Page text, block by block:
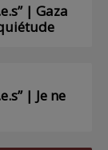
| Gaza
| Je ne